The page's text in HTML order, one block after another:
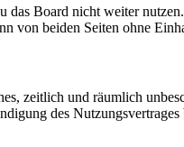
das Board nicht weiter
von beiden Seiten ohne
zeitlich und räumlich
des Nutzungsvertrages